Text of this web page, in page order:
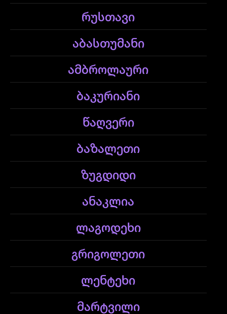
რუსთავი
აბასთუმანი
ამბროლაური
ბაკურიანი
წაღვერი
ბაზალეთი
ზუგდიდი
ანაკლია
ლაგოდეხი
გრიგოლეთი
ლენტეხი
მარტვილი